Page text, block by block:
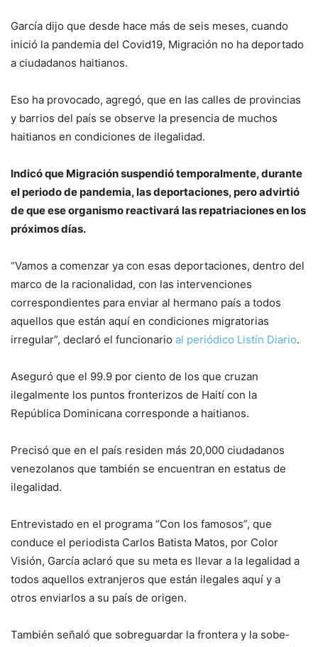
García dijo que desde hace más de seis meses, cuando
inició la pandemia del Co­vid19, Migración no ha de­portado
a ciudadanos hai­tianos.
Eso ha provocado, agre­gó, que en las calles de pro­vincias
y barrios del país se observe la presencia de muchos
haitianos en condi­ciones de ilegalidad.
Indicó que Migración sus­pendió temporalmente, du­rante
el periodo de pande­mia, las deportaciones, pero advirtió
de que ese organis­mo reactivará las repatria­ciones en los
próximos días.
“Vamos a comenzar ya con esas deportaciones, dentro del
marco de la racionali­dad, con las intervenciones
correspondientes para en­viar al hermano país a to­dos
aquellos que están aquí en condiciones migratorias
irregular”, declaró el fun­cionario al periódico Listín Diario.
Aseguró que el 99.9 por ciento de los que cruzan
ilegalmente los puntos fronterizos de Haití con la
República Dominicana co­rresponde a haitianos.
Precisó que en el país re­siden más 20,000 ciuda­danos
venezolanos que también se encuentran en estatus de
ilegalidad.
Entrevistado en el progra­ma “Con los famosos”, que
conduce el periodista Car­los Batista Matos, por Color
Visión, García aclaró que su meta es llevar a la legalidad a
todos aquellos extranjeros que están ilegales aquí y a
otros enviarlos a su país de origen.
También señaló que sobre­guardar la frontera y la sobe­